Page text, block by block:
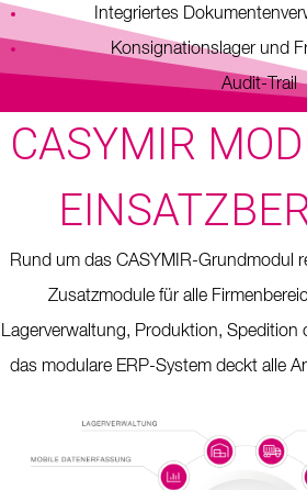
Integriertes
Konsignationslager und
Audit-Trail
CASYMIR
Rund um das CASYMIR-Grundmodul
Zusatzmodule für alle
Lagerverwaltung, Produktion, Spedition
das modulare ERP-System deckt alle